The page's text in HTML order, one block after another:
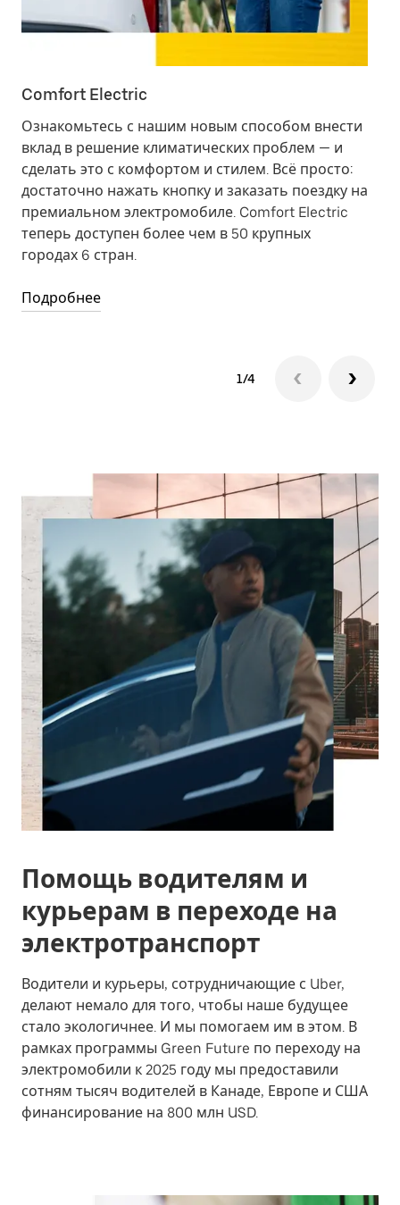
Comfort Electric
Ознакомьтесь с нашим новым способом внести
вклад в решение климатических проблем — и
сделать это с комфортом и стилем. Всё просто:
достаточно нажать кнопку и заказать поездку на
премиальном электромобиле. Comfort Electric
теперь доступен более чем в 50 крупных
городах 6 стран.
Подробнее
1/4
Помощь водителям и
курьерам в переходе на
электротранспорт
Водители и курьеры, сотрудничающие с Uber,
делают немало для того, чтобы наше будущее
стало экологичнее. И мы помогаем им в этом. В
рамках программы Green Future по переходу на
электромобили к 2025 году мы предоставили
сотням тысяч водителей в Канаде, Европе и США
финансирование на 800 млн USD.